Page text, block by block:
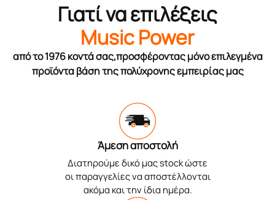
Γιατί να επιλέξεις
Music Power
από το 1976 κοντά σας,προσφέροντας μόνο επιλεγμένα
προϊόντα βάση της πολύχρονης εμπειρίας μας
Άμεση αποστολή
Διατηρούμε δικό μας stock ώστε
οι παραγγελίες να αποστέλλονται
ακόμα και την ίδια ημέρα.